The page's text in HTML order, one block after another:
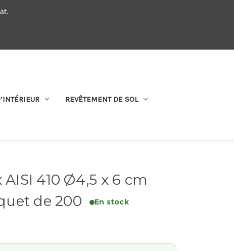
QUI SOMMES-NOUS
REVÊTEMENT DE SOL
410 Ø4,5 x 6 cm
de 200
En stock